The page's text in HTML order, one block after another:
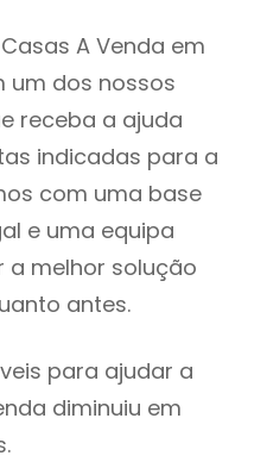
A Venda em
um dos nossos
receba a ajuda
indicadas para a
com uma base
e uma equipa
melhor solução
antes.
para ajudar a
diminuiu em